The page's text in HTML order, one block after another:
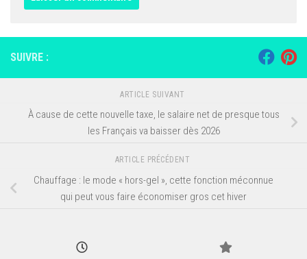
SUIVRE :
ARTICLE SUIVANT
À cause de cette nouvelle taxe, le salaire net de presque tous
les Français va baisser dès 2026
ARTICLE PRÉCÉDENT
Chauffage : le mode « hors-gel », cette fonction méconnue
qui peut vous faire économiser gros cet hiver